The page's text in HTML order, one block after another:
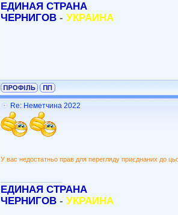
ЕДИНАЯ СТРАНА
ЧЕРНИГОВ - УКРАИНА
Re: Неметчина 2022
У вас недостатньо прав для перегляду приєднаних до
ЕДИНАЯ СТРАНА
ЧЕРНИГОВ - УКРАИНА